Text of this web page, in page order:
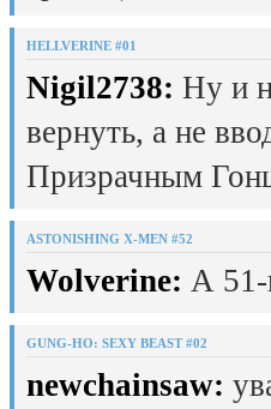
HELLVERINE #01
Nigil2738: Ну и
вернуть, а не
Призрачным
ASTONISHING X-MEN #52
Wolverine: А 51-
GUNG-HO: SEXY BEAST #02
newchainsaw: